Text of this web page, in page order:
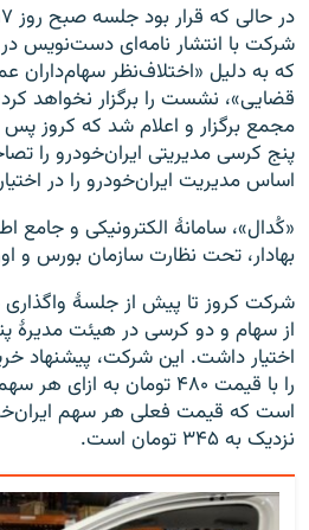
شرکت با انتشار نامه‌ای دست‌نویس در
که به دلیل «اختلاف‌نظر سهام‌داران
قضایی»، نشست را برگزار نخواهد
مجمع برگزار و اعلام شد که کروز
پنج کرسی مدیریتی ایران‌خودرو را
اساس مدیریت ایران‌خودرو را در
«کُدال»، سامانهٔ الکترونیکی و جامع
بهادار، تحت نظارت سازمان بورس و
از سهام و دو کرسی در هیئت مدیرهٔ
اختیار داشت. این شرکت، پیشنهاد
را با قیمت ۴۸۰ تومان به
است که قیمت فعلی هر سهم
نزدیک به ۳۴۵ تومان است.